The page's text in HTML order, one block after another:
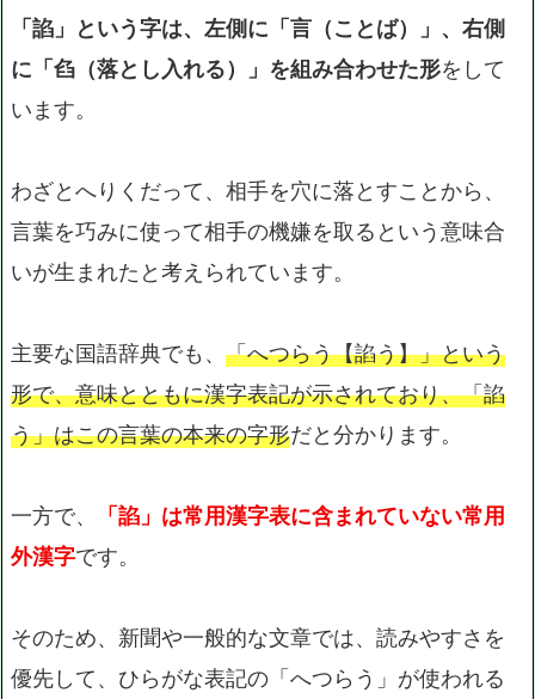
「諂」という字は、左側に「言（ことば）」、右側
に「臽（落とし入れる）」を組み合わせた形をして
います。
わざとへりくだって、相手を穴に落とすことから、
言葉を巧みに使って相手の機嫌を取るという意味合
いが生まれたと考えられています。
主要な国語辞典でも、 「へつらう【諂う】」という
形で、意味とともに漢字表記が示されており、「諂
う」はこの言葉の本来の字形だと分かります。
一方で、
「諂」は常用漢字表に含まれていない常用
外漢字です。
そのため、新聞や一般的な文章では、読みやすさを
優先して、ひらがな表記の「へつらう」が使われる